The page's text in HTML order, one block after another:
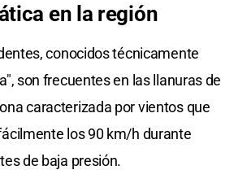
en la región
conocidos técnicamente
son frecuentes en las llanuras de
caracterizada por vientos que
los 90 km/h durante
de baja presión.